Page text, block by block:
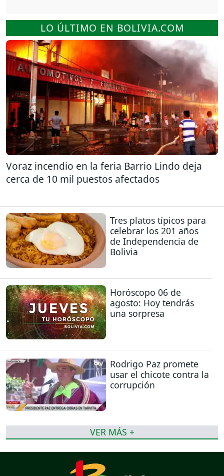
LO ÚLTIMO EN BOLIVIA.COM
Voraz incendio en la feria Barrio Lindo deja
cerca de 10 mil puestos afectados
Tres platos típicos para
celebrar los 201 años
de Independencia de
Bolivia
Horóscopo 06 de
agosto: Hoy tendrás
una sorpresa
Rodrigo Paz promete
usar el chicote contra la
corrupción
VER MÁS +